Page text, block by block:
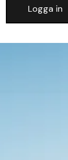
Logga in